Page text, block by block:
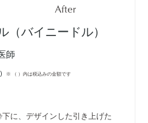
After
（バイニードル）
師
) ※ （ ）内は税込みの金額です
に、デザインした引き上げた